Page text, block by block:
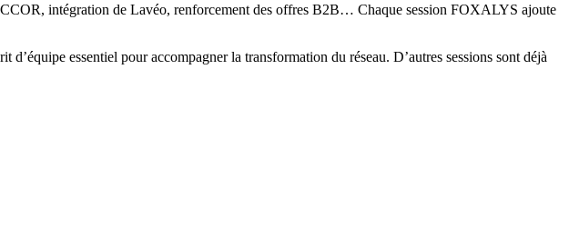
intégration de Lavéo, renforcement des offres B2B… Chaque session FOXALYS ajoute
essentiel pour accompagner la transformation du réseau. D’autres sessions sont déjà